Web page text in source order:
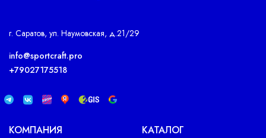
г. Саратов, ул. Наумовская, д.21/29
info@sportcraft.pro
+79027175518
КОМПАНИЯ КАТАЛОГ